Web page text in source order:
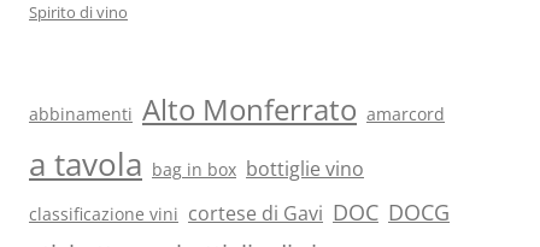
Spirito di vino
abbinamenti Alto Monferrato amarcord
a tavola bag in box bottiglie vino
classificazione vini cortese di Gavi DOC DOCG